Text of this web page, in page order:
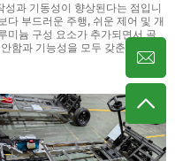
과 기동성이 향상된다는 점입니
다 부드러운 주행, 쉬운 제어 및 개
미늄 구성 요소가 추가되면서 골
함과 기능성을 모두 갖춘 고성능